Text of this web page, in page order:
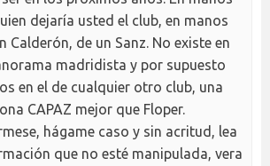
dejaría usted el club, en manos
Calderón, de un Sanz. No existe en
madridista y por supuesto
en el de cualquier otro club, una
CAPAZ mejor que Floper.
hágame caso y sin acritud, lea
que no esté manipulada, vera